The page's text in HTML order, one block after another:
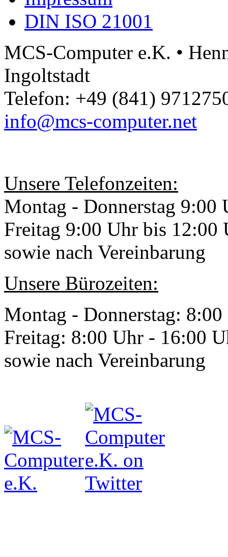
DIN ISO 21001
MCS-Computer e.K. •
Ingoltstadt
Telefon: +49 (841)
info@mcs-computer.net
Unsere Telefonzeiten:
Montag - Donnerstag
Freitag 9:00 Uhr bis 12:00
sowie nach Vereinbarung
Unsere Bürozeiten:
Montag - Donnerstag:
Freitag: 8:00 Uhr - 16:00
sowie nach Vereinbarung